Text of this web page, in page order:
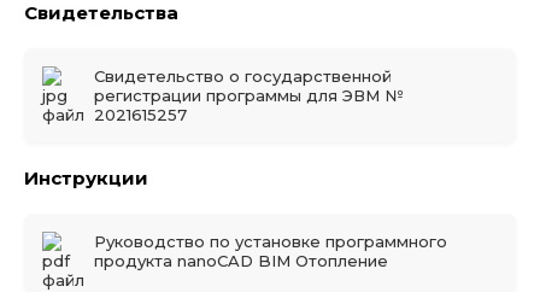
Свидетельства
Свидетельство о государственной
регистрации программы для ЭВМ №
2021615257
Инструкции
Руководство по установке программного
продукта nanoCAD BIM Отопление